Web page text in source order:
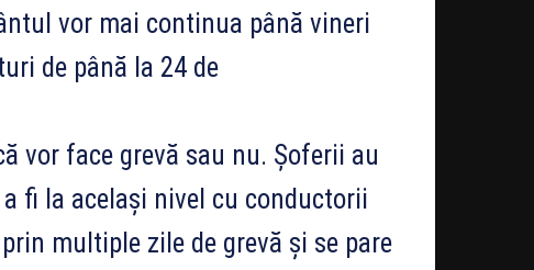
vor mai continua până vineri
de până la 24 de
vor face grevă sau nu. Șoferii au
fi la același nivel cu conductorii
multiple zile de grevă și se pare